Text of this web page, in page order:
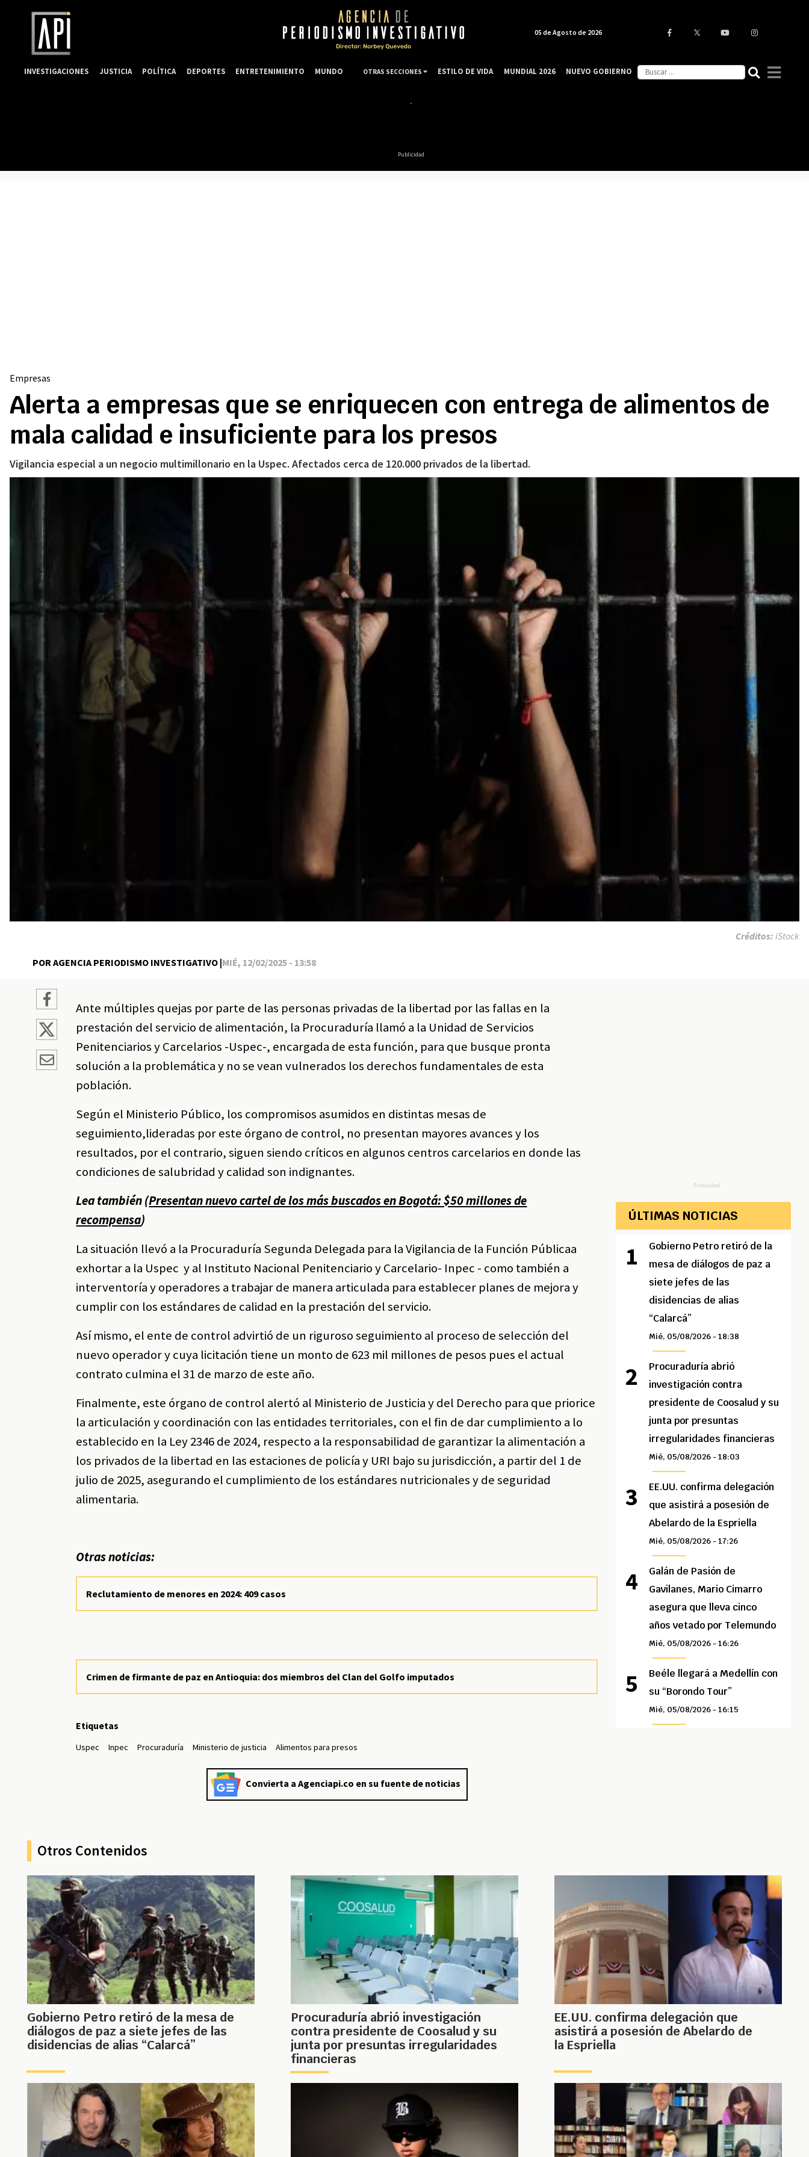
Publicidad
Empresas
Alerta a empresas que se enriquecen con entrega de alimentos de
mala calidad e insuficiente para los presos
Vigilancia especial a un negocio multimillonario en la Uspec. Afectados cerca de 120.000 privados de la libertad.
POR AGENCIA PERIODISMO INVESTIGATIVO |MIÉ, 12/02/2025 - 13:58
Créditos: iStock
Ante múltiples quejas por parte de las personas privadas de la libertad por las fallas en la
prestación del servicio de alimentación, la Procuraduría llamó a la Unidad de Servicios
Penitenciarios y Carcelarios -Uspec-, encargada de esta función, para que busque pronta
solución a la problemática y no se vean vulnerados los derechos fundamentales de esta
población.
Según el Ministerio Público, los compromisos asumidos en distintas mesas de
seguimiento,lideradas por este órgano de control, no presentan mayores avances y los
resultados, por el contrario, siguen siendo críticos en algunos centros carcelarios en donde las
condiciones de salubridad y calidad son indignantes.
Lea también (Presentan nuevo cartel de los más buscados en Bogotá: $50 millones de
recompensa)
La situación llevó a la Procuraduría Segunda Delegada para la Vigilancia de la Función Públicaa
exhortar a la Uspec y al Instituto Nacional Penitenciario y Carcelario- Inpec - como también a
interventoría y operadores a trabajar de manera articulada para establecer planes de mejora y
cumplir con los estándares de calidad en la prestación del servicio.
Así mismo, el ente de control advirtió de un riguroso seguimiento al proceso de selección del
nuevo operador y cuya licitación tiene un monto de 623 mil millones de pesos pues el actual
contrato culmina el 31 de marzo de este año.
Finalmente, este órgano de control alertó al Ministerio de Justicia y del Derecho para que priorice
la articulación y coordinación con las entidades territoriales, con el fin de dar cumplimiento a lo
establecido en la Ley 2346 de 2024, respecto a la responsabilidad de garantizar la alimentación a
los privados de la libertad en las estaciones de policía y URI bajo su jurisdicción, a partir del 1 de
julio de 2025, asegurando el cumplimiento de los estándares nutricionales y de seguridad
alimentaria.
Otras noticias:
Reclutamiento de menores en 2024: 409 casos
Crimen de firmante de paz en Antioquia: dos miembros del Clan del Golfo imputados
Etiquetas
Uspec Inpec Procuraduría Ministerio de justicia Alimentos para presos
Convierta a Agenciapi.co en su fuente de noticias
Publicidad
ÚLTIMAS NOTICIAS
Gobierno Petro retiró de la
mesa de diálogos de paz a
siete jefes de las
disidencias de alias
“Calarcá”
Mié, 05/08/2026 - 18:38
Procuraduría abrió
investigación contra
presidente de Coosalud y su
junta por presuntas
irregularidades financieras
Mié, 05/08/2026 - 18:03
EE.UU. confirma delegación
que asistirá a posesión de
Abelardo de la Espriella
Mié, 05/08/2026 - 17:26
Galán de Pasión de
Gavilanes, Mario Cimarro
asegura que lleva cinco
años vetado por Telemundo
Mié, 05/08/2026 - 16:26
Beéle llegará a Medellín con
su “Borondo Tour”
Mié, 05/08/2026 - 16:15
Otros Contenidos
Gobierno Petro retiró de la mesa de
diálogos de paz a siete jefes de las
disidencias de alias “Calarcá”
Procuraduría abrió investigación
contra presidente de Coosalud y su
junta por presuntas irregularidades
financieras
EE.UU. confirma delegación que
asistirá a posesión de Abelardo de
la Espriella
05 de Agosto de 2026
INVESTIGACIONES JUSTICIA POLÍTICA DEPORTES ENTRETENIMIENTO MUNDO OTRAS SECCIONES ESTILO DE VIDA MUNDIAL 2026 NUEVO GOBIERNO